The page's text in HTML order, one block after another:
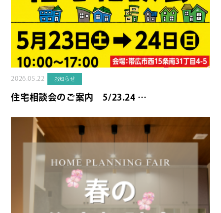
2026.05.22 お知らせ
住宅相談会のご案内 5/23.24 …